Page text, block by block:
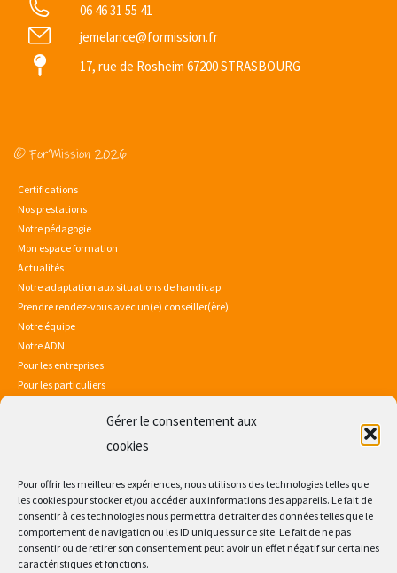
Gérer le consentement aux
cookies
Pour offrir les meilleures expériences, nous utilisons des technologies telles que
les cookies pour stocker et/ou accéder aux informations des appareils. Le fait de
consentir à ces technologies nous permettra de traiter des données telles que le
comportement de navigation ou les ID uniques sur ce site. Le fait de ne pas
consentir ou de retirer son consentement peut avoir un effet négatif sur certaines
caractéristiques et fonctions.
06 46 31 55 41
jemelance@formission.fr
17, rue de Rosheim 67200 STRASBOURG
© For’Mission 2026
Certifications
Nos prestations
Notre pédagogie
Mon espace formation
Actualités
Notre adaptation aux situations de handicap
Prendre rendez-vous avec un(e) conseiller(ère)
Notre équipe
Notre ADN
Pour les entreprises
Pour les particuliers
Politique de confidentialité
Consultez notre certificat Qualiopi